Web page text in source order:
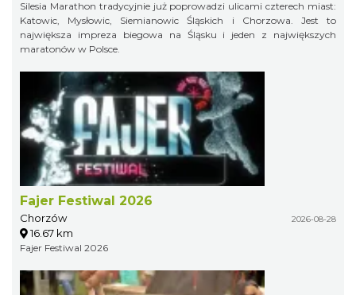
Silesia Marathon tradycyjnie już poprowadzi ulicami czterech miast:
Katowic, Mysłowic, Siemianowic Śląskich i Chorzowa. Jest to
największa impreza biegowa na Śląsku i jeden z największych
maratonów w Polsce.
Fajer Festiwal 2026
Chorzów 2026-08-28
16.67 km
Fajer Festiwal 2026